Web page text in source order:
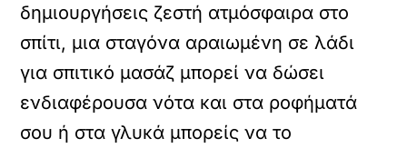
δημιουργήσεις ζεστή ατμόσφαιρα στο
σπίτι, μια σταγόνα αραιωμένη σε λάδι
για σπιτικό μασάζ μπορεί να δώσει
ενδιαφέρουσα νότα και στα ροφήματά
σου ή στα γλυκά μπορείς να το